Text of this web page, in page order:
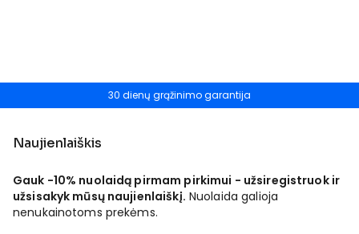
30 dienų grąžinimo garantija
Naujienlaiškis
Gauk -10% nuolaidą pirmam pirkimui - užsiregistruok ir
užsisakyk mūsų naujienlaiškį. Nuolaida galioja
nenukainotoms prekėms.